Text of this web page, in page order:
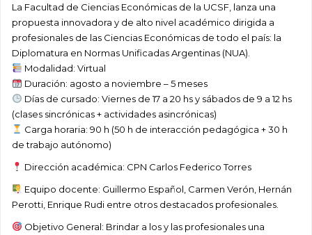
La Facultad de Ciencias Económicas de la UCSF, lanza una
propuesta innovadora y de alto nivel académico dirigida a
profesionales de las Ciencias Económicas de todo el país: la
Diplomatura en Normas Unificadas Argentinas (NUA).
Modalidad: Virtual
Duración: agosto a noviembre – 5 meses
Días de cursado: Viernes de 17 a 20 hs y sábados de 9 a 12 hs
(clases sincrónicas + actividades asincrónicas)
Carga horaria: 90 h (50 h de interacción pedagógica + 30 h
de trabajo autónomo)
Dirección académica: CPN Carlos Federico Torres
Equipo docente: Guillermo Español, Carmen Verón, Hernán
Perotti, Enrique Rudi entre otros destacados profesionales.
Objetivo General: Brindar a los y las profesionales una